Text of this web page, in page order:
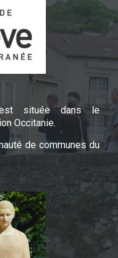
située dans le
Occitanie.
de communes du